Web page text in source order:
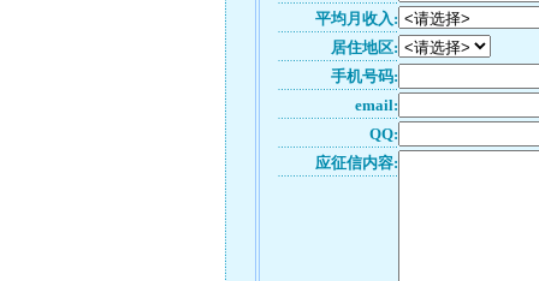
平均月收入:
居住地区:
手机号码:
email:
QQ:
应征信内容: